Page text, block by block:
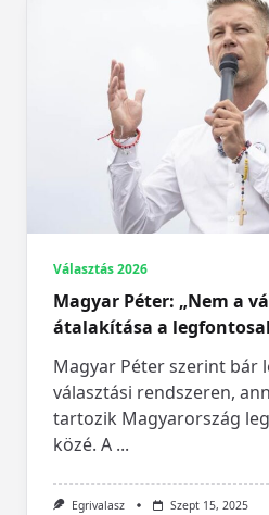
Választás 2026
Magyar Péter: „Nem a
átalakítása a
Magyar Péter szerint bár
választási rendszeren,
tartozik Magyarország
közé. A ...
Egrivalasz Szept 15, 2025